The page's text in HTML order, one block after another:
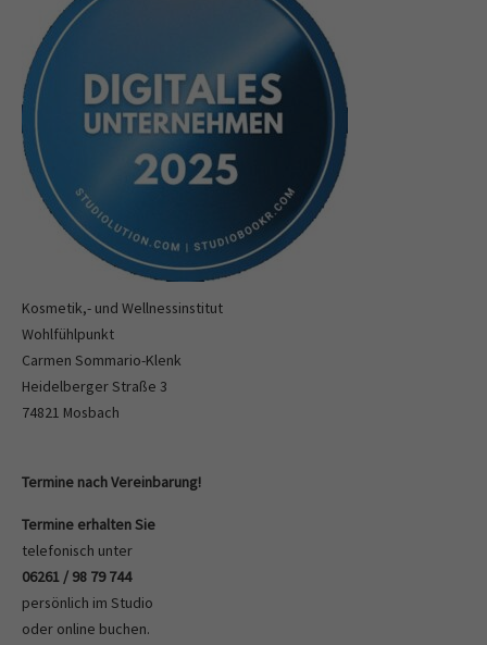
Kosmetik,- und Wellnessinstitut
Wohlfühlpunkt
Carmen Sommario-Klenk
Heidelberger Straße 3
74821 Mosbach
Termine nach Vereinbarung!
Termine erhalten Sie
telefonisch unter
06261 / 98 79 744
persönlich im Studio
oder online buchen.